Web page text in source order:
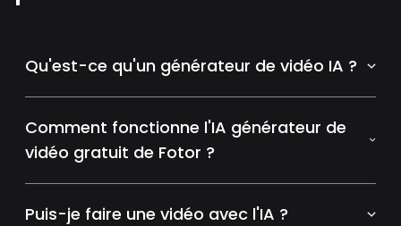
Qu'est-ce qu'un générateur de vidéo IA ?
Comment fonctionne l'IA générateur de
vidéo gratuit de Fotor ?
Puis-je faire une vidéo avec l'IA ?